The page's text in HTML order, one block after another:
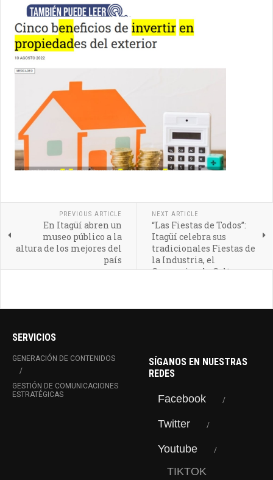
PREVIOUS ARTICLE
En Itagüí abren un
museo público a la
altura de los mejores del
país
NEXT ARTICLE
“Las Fiestas de Todos”:
Itagüí celebra sus
tradicionales Fiestas de
la Industria, el
Comercio y la Cultura
SERVICIOS
GENERACIÓN DE CONTENIDOS
GESTIÓN DE COMUNICACIONES
ESTRATÉGICAS
SÍGANOS EN NUESTRAS
REDES
Facebook
Twitter
Youtube
TIKTOK